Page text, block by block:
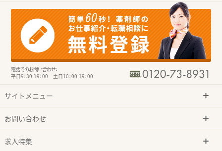
電話でのお問い合わせ：
平日9：30-19：00 土日10：00-19：00
サイトメニュー
お問い合わせ
求人特集